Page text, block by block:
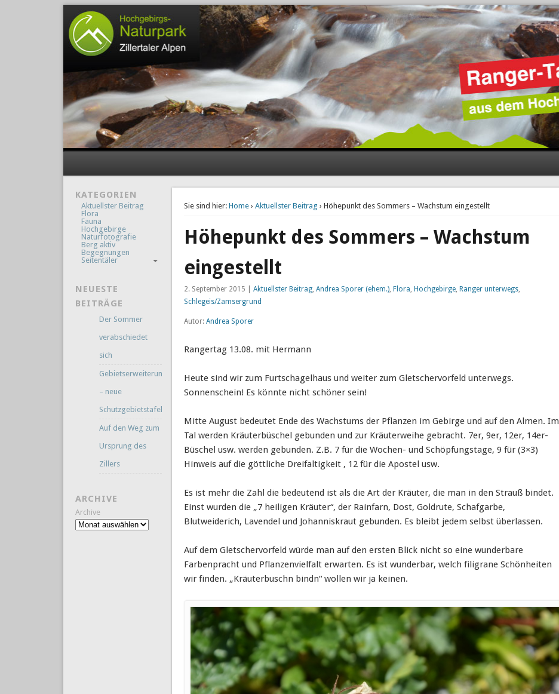
Sie sind hier: Home ›Aktuellster Beitrag › Höhepunkt des Sommers – Wachstum eingestellt
Höhepunkt des Sommers – Wachstum
eingestellt
2. September 2015 |Aktuellster Beitrag,Andrea Sporer (ehem.), Flora, Hochgebirge, Ranger unterwegs,
Schlegeis/Zamsergrund
Autor:Andrea Sporer
Rangertag 13.08. mit Hermann
Heute sind wir zum Furtschagelhaus und weiter zum Gletschervorfeld unterwegs.
Sonnenschein! Es könnte nicht schöner sein!
Mitte August bedeutet Ende des Wachstums der Pflanzen im Gebirge und auf den Almen. Im
Tal werden Kräuterbüschel gebunden und zur Kräuterweihe gebracht. 7er, 9er, 12er, 14er-
Büschel usw. werden gebunden. Z.B. 7 für die Wochen- und Schöpfungstage, 9 für (3×3)
Hinweis auf die göttliche Dreifaltigkeit , 12 für die Apostel usw.
Es ist mehr die Zahl die bedeutend ist als die Art der Kräuter, die man in den Strauß bindet.
Einst wurden die „7 heiligen Kräuter“, der Rainfarn, Dost, Goldrute, Schafgarbe,
Blutweiderich, Lavendel und Johanniskraut gebunden. Es bleibt jedem selbst überlassen.
Auf dem Gletschervorfeld würde man auf den ersten Blick nicht so eine wunderbare
Farbenpracht und Pflanzenvielfalt erwarten. Es ist wunderbar, welch filigrane Schönheiten
wir finden. „Kräuterbuschn bindn“ wollen wir ja keinen.
KATEGORIEN
Aktuellster Beitrag
Flora
Fauna
Hochgebirge
Naturfotografie
Berg aktiv
Begegnungen
Seitentäler
NEUESTE
BEITRÄGE
Der Sommer
verabschiedet
sich
Gebietserweiterung
– neue
Schutzgebietstafeln
Auf den Weg zum
Ursprung des
Zillers
ARCHIVE
Archive